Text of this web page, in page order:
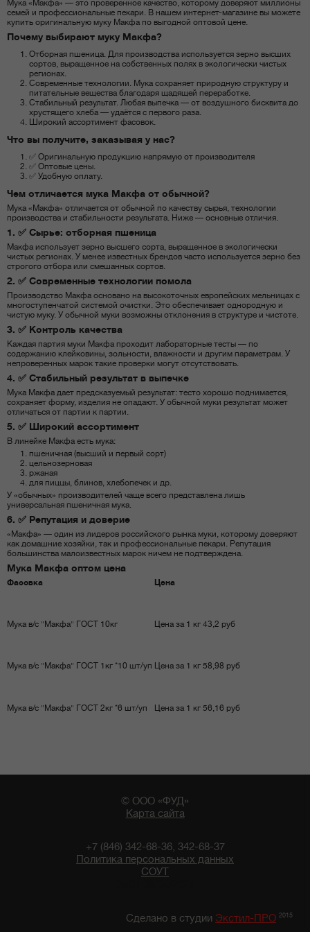
Мука «Макфа» — это проверенное качество, которому доверяют миллионы
семей и профессиональные пекари. В нашем интернет-магазине вы можете
купить оригинальную муку Макфа по выгодной оптовой цене.
Почему выбирают муку Макфа?
Отборная пшеница. Для производства используется зерно высших
сортов, выращенное на собственных полях в экологически чистых
регионах.
Современные технологии. Мука сохраняет природную структуру и
питательные вещества благодаря щадящей переработке.
Стабильный результат. Любая выпечка — от воздушного бисквита до
хрустящего хлеба — удаётся с первого раза.
Широкий ассортимент фасовок.
Что вы получите, заказывая у нас?
✅ Оригинальную продукцию напрямую от производителя
✅ Оптовые цены.
✅ Удобную оплату.
Чем отличается мука Макфа от обычной?
Мука «Макфа» отличается от обычной по качеству сырья, технологии
производства и стабильности результата. Ниже — основные отличия.
1. ✅ Сырье: отборная пшеница
Макфа использует зерно высшего сорта, выращенное в экологически
чистых регионах. У менее известных брендов часто используется зерно без
строгого отбора или смешанных сортов.
2. ✅ Современные технологии помола
Производство Макфа основано на высокоточных европейских мельницах с
многоступенчатой системой очистки. Это обеспечивает однородную и
чистую муку. У обычной муки возможны отклонения в структуре и чистоте.
3. ✅ Контроль качества
Каждая партия муки Макфа проходит лабораторные тесты — по
содержанию клейковины, зольности, влажности и другим параметрам. У
непроверенных марок такие проверки могут отсутствовать.
4. ✅ Стабильный результат в выпечке
Мука Макфа дает предсказуемый результат: тесто хорошо поднимается,
сохраняет форму, изделия не опадают. У обычной муки результат может
отличаться от партии к партии.
5. ✅ Широкий ассортимент
В линейке Макфа есть мука:
пшеничная (высший и первый сорт)
цельнозерновая
ржаная
для пиццы, блинов, хлебопечек и др.
У «обычных» производителей чаще всего представлена лишь
универсальная пшеничная мука.
6. ✅ Репутация и доверие
«Макфа» — один из лидеров российского рынка муки, которому доверяют
как домашние хозяйки, так и профессиональные пекари. Репутация
большинства малоизвестных марок ничем не подтверждена.
Мука Макфа оптом цена
Фасовка Цена
Мука в/с "Макфа" ГОСТ 10кг Цена за 1 кг 43,2 руб
Мука в/с "Макфа" ГОСТ 1кг *10 шт/уп Цена за 1 кг 58,98 руб
Мука в/с "Макфа" ГОСТ 2кг *6 шт/уп Цена за 1 кг 56,16 руб
© ООО «ФУД»
Карта сайта
+7 (846) 342-68-36, 342-68-37
Политика персональных данных
СОУТ
Сделано в студии Экстил-ПРО 2015